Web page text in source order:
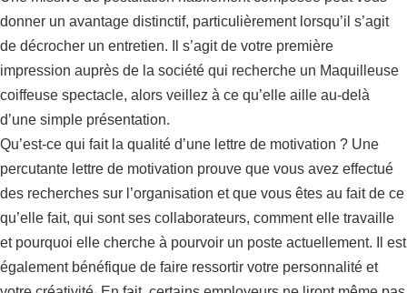
donner un avantage distinctif, particulièrement lorsqu’il s’agit
de décrocher un entretien. Il s’agit de votre première
impression auprès de la société qui recherche un Maquilleuse
coiffeuse spectacle, alors veillez à ce qu’elle aille au-delà
d’une simple présentation.
Qu’est-ce qui fait la qualité d’une lettre de motivation ? Une
percutante lettre de motivation prouve que vous avez effectué
des recherches sur l’organisation et que vous êtes au fait de ce
qu’elle fait, qui sont ses collaborateurs, comment elle travaille
et pourquoi elle cherche à pourvoir un poste actuellement. Il est
également bénéfique de faire ressortir votre personnalité et